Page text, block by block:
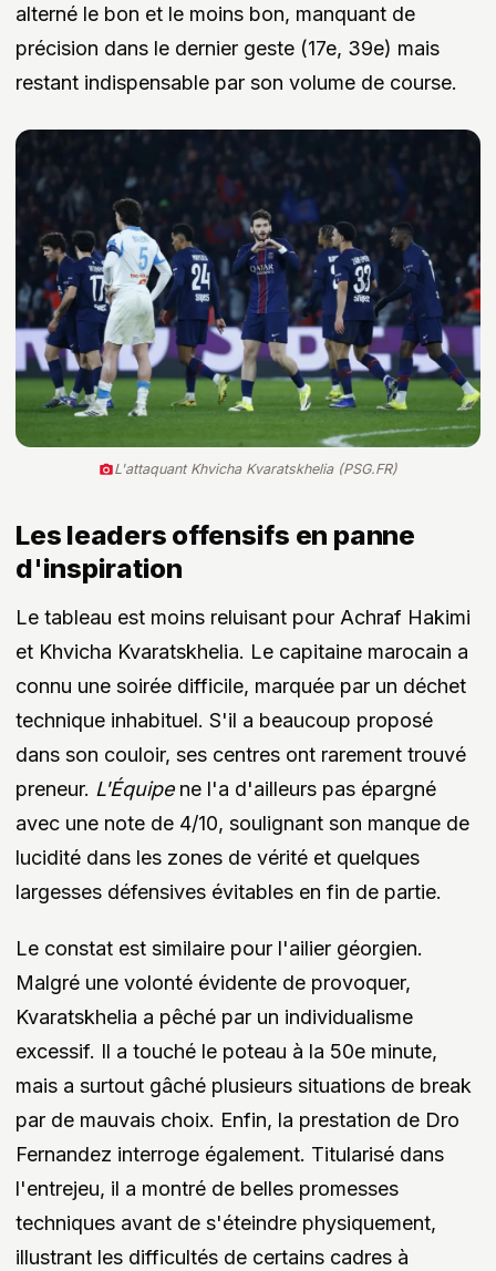
alterné le bon et le moins bon, manquant de
précision dans le dernier geste (17e, 39e) mais
restant indispensable par son volume de course.
L'attaquant Khvicha Kvaratskhelia (PSG.FR)
Les leaders offensifs en panne
d'inspiration
Le tableau est moins reluisant pour Achraf Hakimi
et Khvicha Kvaratskhelia. Le capitaine marocain a
connu une soirée difficile, marquée par un déchet
technique inhabituel. S'il a beaucoup proposé
dans son couloir, ses centres ont rarement trouvé
preneur. L'Équipene l'a d'ailleurs pas épargné
avec une note de 4/10, soulignant son manque de
lucidité dans les zones de vérité et quelques
largesses défensives évitables en fin de partie.
Le constat est similaire pour l'ailier géorgien.
Malgré une volonté évidente de provoquer,
Kvaratskhelia a pêché par un individualisme
excessif. Il a touché le poteau à la 50e minute,
mais a surtout gâché plusieurs situations de break
par de mauvais choix. Enfin, la prestation de Dro
Fernandez interroge également. Titularisé dans
l'entrejeu, il a montré de belles promesses
techniques avant de s'éteindre physiquement,
illustrant les difficultés de certains cadres à